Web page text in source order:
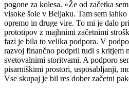
pogone za kolesa. »Že od začetka
visoke šole v Beljaku. Tam sem
opremo in druge vire. To mi je dalo
prototipov z majhnimi začetnimi
fazi je bila to velika podpora. V
razvoj finančno podprli tudi s kritjem
svetovalnimi storitvami. A podporo
pisarniškimi prostori, usposabljanji,
Vse skupaj je bil res dober začetni